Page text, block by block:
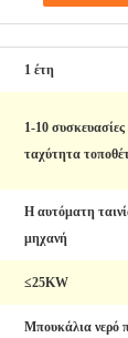
1 έτη
1-10
ταχύτητα
Η αυτόματη
μηχανή
≤25KW
Μπουκάλια νερό